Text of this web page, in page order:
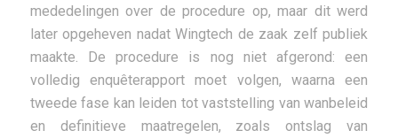
mededelingen over de procedure op, maar dit werd
later opgeheven nadat Wingtech de zaak zelf publiek
maakte. De procedure is nog niet afgerond: een
volledig enquêterapport moet volgen, waarna een
tweede fase kan leiden tot vaststelling van wanbeleid
en definitieve maatregelen, zoals ontslag van